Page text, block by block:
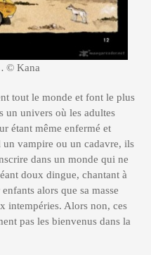
© Kana
tout le monde et font le plus
un univers où les adultes
étant même enfermé et
un vampire ou un cadavre, ils
dans un monde qui ne
doux dingue, chantant à
alors que sa masse
intempéries. Alors non, ces
pas les bienvenus dans la